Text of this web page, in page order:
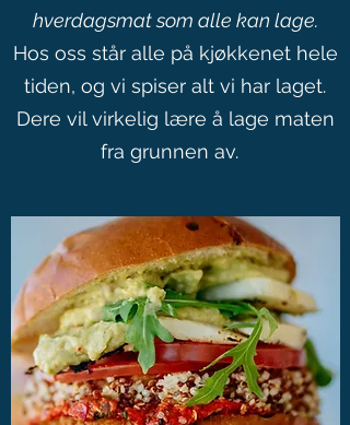
hverdagsmat som alle kan lage.
Hos oss står alle på kjøkkenet hele
tiden, og vi spiser alt vi har laget.
Dere vil virkelig lære å lage maten
fra grunnen av.